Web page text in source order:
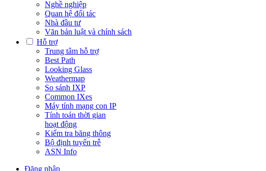
Nghề nghiệp
Quan hệ đối tác
Nhà đầu tư
Văn bản luật và chính sách
Hỗ trợ
Trung tâm hỗ trợ
Best Path
Looking Glass
Weathermap
So sánh IXP
Common IXes
Máy tính mạng con IP
Tính toán thời gian
hoạt động
Kiểm tra băng thông
Bộ định tuyến trễ
ASN Info
Đăng nhập